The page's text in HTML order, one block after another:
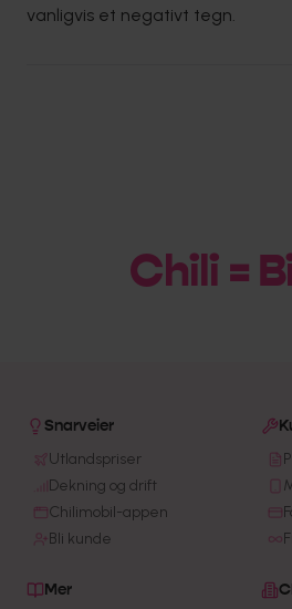
vanligvis et negativt tegn.
Chili =
Snarveier
Utlandspriser
Dekning og drift
Chilimobil-appen
Bli kunde
Mer